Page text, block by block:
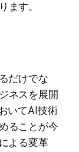
ます。
だけでな
ネスを展開
いてAI技術
ることが今
よる変革